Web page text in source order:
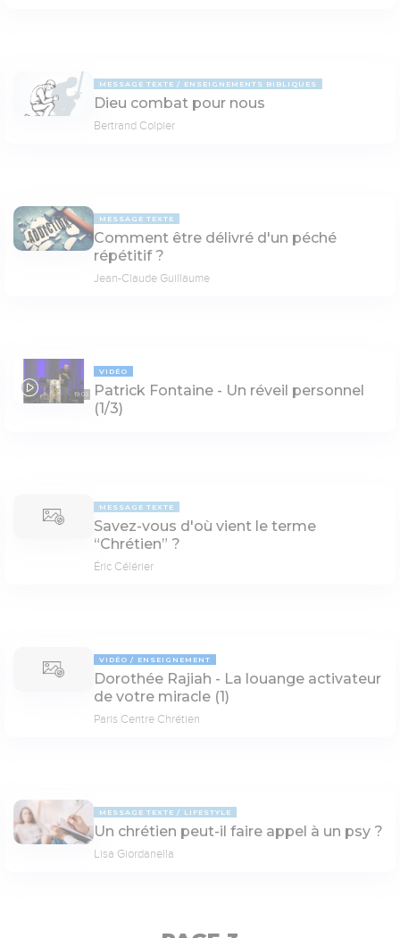
MESSAGE TEXTE ENSEIGNEMENTS BIBLIQUES
Dieu combat pour nous
Bertrand Colpier
MESSAGE TEXTE
Comment être délivré d'un péché
répétitif ?
Jean-Claude Guillaume
19:03
VIDÉO
Patrick Fontaine - Un réveil personnel
(1/3)
MESSAGE TEXTE
Savez-vous d'où vient le terme
“Chrétien” ?
Éric Célérier
VIDÉO ENSEIGNEMENT
Dorothée Rajiah - La louange activateur
de votre miracle (1)
Paris Centre Chrétien
MESSAGE TEXTE LIFESTYLE
Un chrétien peut-il faire appel à un psy ?
Lisa Giordanella